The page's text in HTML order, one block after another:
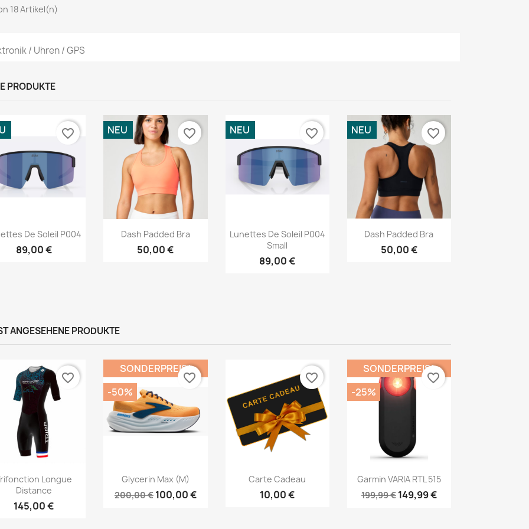
18 Artikel(n)
/ Uhren / GPS
PRODUKTE
Vorschau
De Soleil P004
89,00 €
favorite_border
Vorschau
Dash Padded Bra
50,00 €
NEU favorite_border
Vorschau
Lunettes De Soleil P004
Small
89,00 €
NEU favorite_border
Vorschau
Dash Padded Bra
50,00 €
NEU favorite_border
ANGESEHENE PRODUKTE
Vorschau
Longue
Distance
145,00 €
favorite_border
Vorschau
Glycerin Max (M)
200,00 € 100,00 €
SONDERPREIS!
-50%
favorite_border
Vorschau
Carte Cadeau
10,00 €
favorite_border
Vorschau
Garmin VARIA RTL 515
199,99 € 149,99 €
SONDERPREIS!
-25%
favorite_border